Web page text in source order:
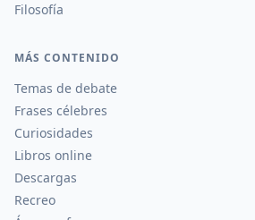
Filosofía
MÁS CONTENIDO
Temas de debate
Frases célebres
Curiosidades
Libros online
Descargas
Recreo